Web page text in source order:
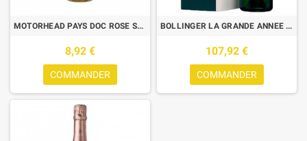
MOTORHEAD PAYS DOC ROSE SYRAH 0,75L
8,92 €
COMMANDER
BOLLINGER LA GRANDE ANNEE 2005 75 CL
107,92 €
COMMANDER